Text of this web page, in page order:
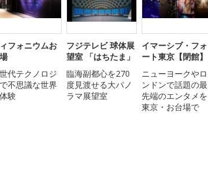
フォニウムお
代テクノロジ
不思議な世界
験
フジテレビ 球体展
望室 「はちたま」
臨海副都心を270
度見渡せる大パノ
ラマ展望室
イマーシブ・フォ
ート東京【閉館】
ニューヨークやロ
ンドンで話題の最
先端のエンタメを
東京・お台場で